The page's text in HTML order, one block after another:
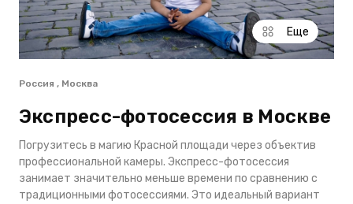
Еще
Россия , Москва
Экспресс-фотосессия в Москве
Погрузитесь в магию Красной площади через объектив
профессиональной камеры. Экспресс-фотосессия
занимает значительно меньше времени по сравнению с
традиционными фотосессиями. Это идеальный вариант